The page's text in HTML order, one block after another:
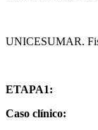
UNICESUMAR.
ETAPA1:
Caso clínico: